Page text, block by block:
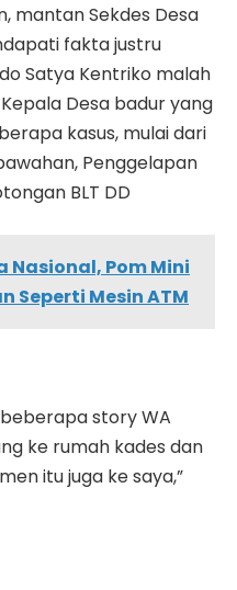
mantan Sekdes Desa
fakta justru
Satya Kentriko malah
Desa badur yang
kasus, mulai dari
Penggelapan
BLT DD
Nasional, Pom Mini
Seperti Mesin ATM
story WA
ke rumah kades dan
itu juga ke saya,”